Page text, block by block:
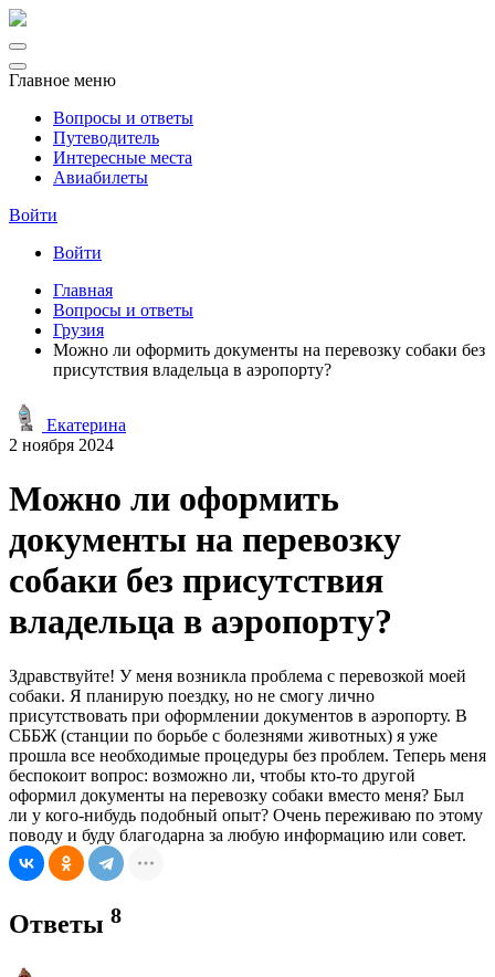
Главное меню
Вопросы и ответы
Путеводитель
Интересные места
Авиабилеты
Войти
Войти
Главная
Вопросы и ответы
Грузия
Можно ли оформить документы на перевозку собаки без
присутствия владельца в аэропорту?
Екатерина
2 ноября 2024
Можно ли оформить
документы на перевозку
собаки без присутствия
владельца в аэропорту?
Здравствуйте! У меня возникла проблема с перевозкой моей
собаки. Я планирую поездку, но не смогу лично
присутствовать при оформлении документов в аэропорту. В
СББЖ (станции по борьбе с болезнями животных) я уже
прошла все необходимые процедуры без проблем. Теперь меня
беспокоит вопрос: возможно ли, чтобы кто-то другой
оформил документы на перевозку собаки вместо меня? Был
ли у кого-нибудь подобный опыт? Очень переживаю по этому
поводу и буду благодарна за любую информацию или совет.
Ответы 8